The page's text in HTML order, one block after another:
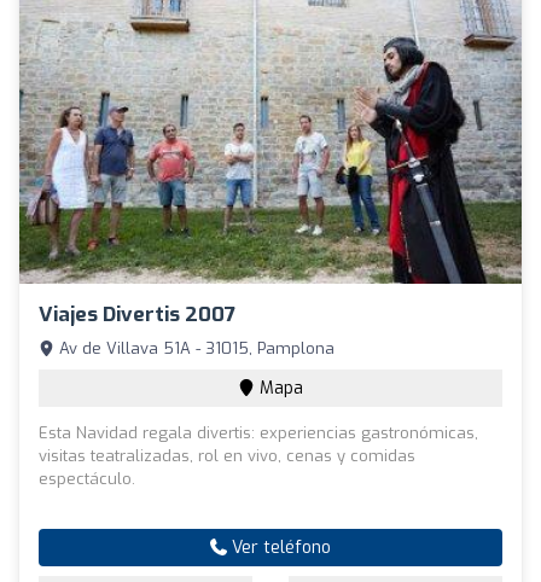
Viajes Divertis 2007
Av de Villava 51A - 31015, Pamplona
Mapa
Esta Navidad regala divertis: experiencias gastronómicas,
visitas teatralizadas, rol en vivo, cenas y comidas
espectáculo.
Ver teléfono